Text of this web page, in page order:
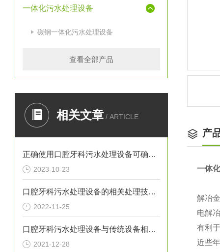
一体化污水处理设备
碳钢一体化污水处理设备
查看全部产品
相关文章 / ARTICLE
正确使用口腔牙科污水处理设备可确保处理效果
2023-10-23
口腔牙科污水处理设备的相关处理技术介绍
2022-11-25
口腔牙科污水处理设备与传统设备相比的优势介绍
2021-12-28
产
一体
解冶
电解
有利
近些